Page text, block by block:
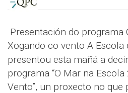
Presentación do programa
Xogando co vento A Escola
presentou esta mañá a
programa “O Mar na
Vento”, un proxecto no que